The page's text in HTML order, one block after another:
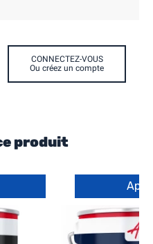
CONNECTEZ-VOUS
Ou créez un compte
produit